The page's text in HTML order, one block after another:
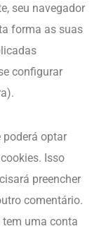
seu navegador
forma as suas
configurar
poderá optar
Isso
preencher
comentário.
tem uma conta